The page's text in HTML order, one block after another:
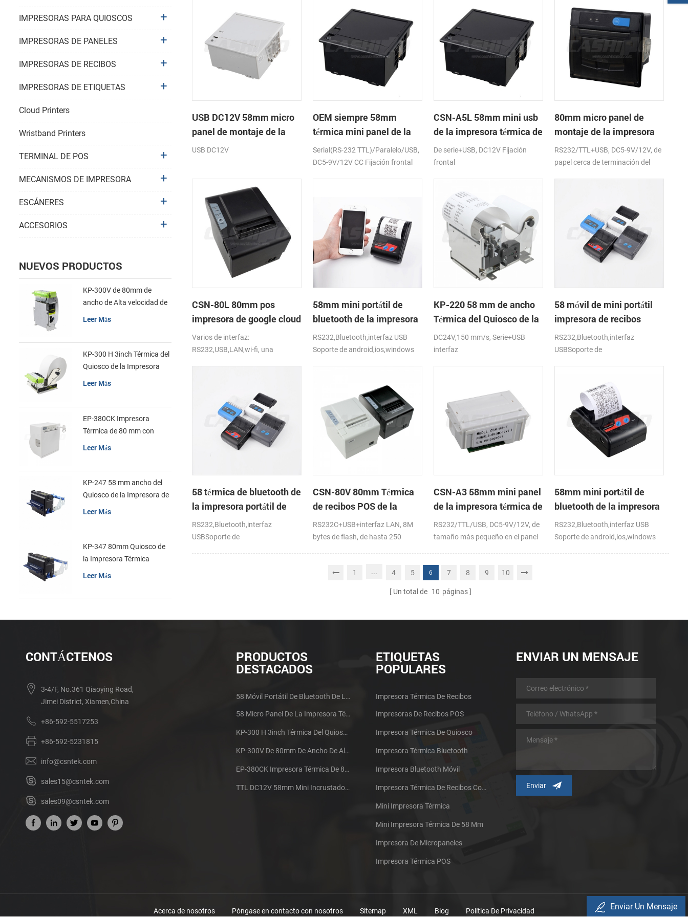
USB DC12V 58mm micro
panel de montaje de la
impresora térmica de
USB DC12V
OEM siempre 58mm
térmica mini panel de la
impresora de recibos con
RS232 TTL DC5-9V
Serial(RS-232 TTL)/Paralelo/USB,
DC5-9V/12V CC Fijación frontal
CSN-A5L 58mm mini usb
de la impresora térmica de
recibos con fuente de
alimentación de DC12V
De serie+USB, DC12V Fijación
frontal
80mm micro panel de
montaje de la impresora
térmica de recibos con
RS232+USB DC5-9V
RS232/TTL+USB, DC5-9V/12V, de
papel cerca de terminación del
CSN-80L 80mm pos
impresora de google cloud
print
Varios de interfaz:
RS232,USB,LAN,wi-fi, una
58mm mini portátil de
bluetooth de la impresora
térmica móvil portátil de la
tableta
RS232,Bluetooth,interfaz USB
Soporte de android,ios,windows
KP-220 58 mm de ancho
Térmica del Quiosco de la
Impresora de recibos con
cortador automático
DC24V,150 mm/s, Serie+USB
interfaz
58 móvil de mini portátil
impresora de recibos
térmica para el
móvil/portátil/tablet
RS232,Bluetooth,interfaz
USBSoporte de
58 térmica de bluetooth de
la impresora portátil de
recibos
RS232,Bluetooth,interfaz
USBSoporte de
CSN-80V 80mm Térmica
de recibos POS de la
Impresora en la página de
soporte en el modo de
RS232C+USB+interfaz LAN, 8M
bytes de flash, de hasta 250
CSN-A3 58mm mini panel
de la impresora térmica de
recibos
RS232/TTL/USB, DC5-9V/12V, de
tamaño más pequeño en el panel
58mm mini portátil de
bluetooth de la impresora
térmica de recibos para
móviles
RS232,Bluetooth,interfaz USB
Soporte de android,ios,windows
1 ... 4 5 6 7 8 9 10
Un total de 10 páginas
IMPRESORAS PARA QUIOSCOS
IMPRESORAS DE PANELES
IMPRESORAS DE RECIBOS
IMPRESORAS DE ETIQUETAS
Cloud Printers
Wristband Printers
TERMINAL DE POS
MECANISMOS DE IMPRESORA
ESCÁNERES
ACCESORIOS
NUEVOS PRODUCTOS
KP-300V de 80mm de
ancho de Alta velocidad de
la Impresora Térmica del
Leer Más
KP-300 H 3inch Térmica del
Quiosco de la Impresora
Módulo de
Leer Más
EP-380CK Impresora
Térmica de 80 mm con
Leer Más
KP-247 58 mm ancho del
Quiosco de la Impresora de
Leer Más
KP-347 80mm Quiosco de
la Impresora Térmica
Leer Más
CONTÁCTENOS
3-4/F, No.361 Qiaoying Road,
Jimei District, Xiamen,China
+86-592-5517253
+86-592-5231815
info@csntek.com
sales15@csntek.com
sales09@csntek.com
PRODUCTOS
DESTACADOS
58 Móvil Portátil De Bluetooth De La Impresora Térmica De PTP-II
58 Micro Panel De La Impresora Térmica De Recibos CSN-A1
KP-300 H 3inch Térmica Del Quiosco De La Impresora Módulo De
KP-300V De 80mm De Ancho De Alta Velocidad De La Impresora Térmica Del Quiosco
EP-380CK Impresora Térmica De 80 Mm Con Bloqueo De La Tapa
TTL DC12V 58mm Mini Incrustado Taxi De La Impresora Térmica De Recibos
ETIQUETAS
POPULARES
Impresora Térmica De Recibos
Impresoras De Recibos POS
Impresora Térmica De Quiosco
Impresora Térmica Bluetooth
Impresora Bluetooth Móvil
Impresora Térmica De Recibos Con Micropanel.
Mini Impresora Térmica
Mini Impresora Térmica De 58 Mm
Impresora De Micropaneles
Impresora Térmica POS
ENVIAR UN MENSAJE
Acerca de nosotros Póngase en contacto con nosotros Sitemap XML Blog Política De Privacidad Enviar Un Mensaje